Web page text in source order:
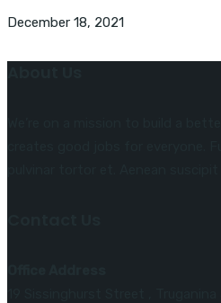
December 18, 2021